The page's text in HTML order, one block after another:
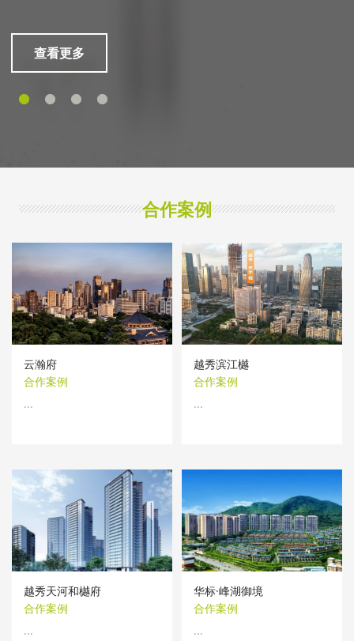
查看更多
合作案例
云瀚府
合作案例
...
越秀滨江樾
合作案例
...
越秀天河和樾府
合作案例
...
华标·峰湖御境
合作案例
...